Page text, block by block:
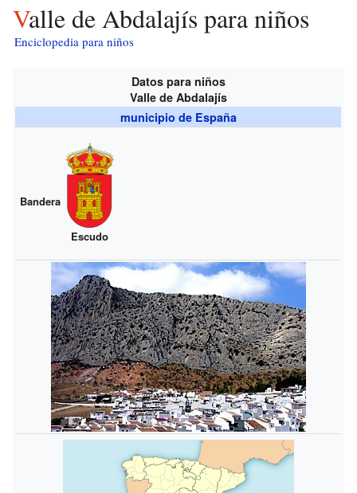
Valle de Abdalajís para niños
Enciclopedia para niños
Datos para niños
Valle de Abdalajís
municipio de España
Bandera
Escudo